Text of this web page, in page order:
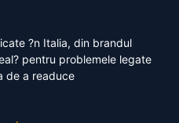
?n Italia, din brandul
pentru problemele legate
de a readuce